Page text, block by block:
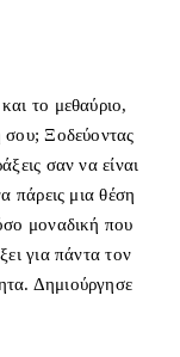
το μεθαύριο,
σου; Ξοδεύοντας
σαν να είναι
πάρεις μια θέση
μοναδική που
για πάντα τον
Δημιούργησε